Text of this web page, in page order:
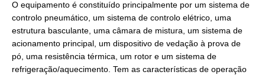
O equipamento é constituído principalmente por um sistema de
controlo pneumático, um sistema de controlo elétrico, uma
estrutura basculante, uma câmara de mistura, um sistema de
acionamento principal, um dispositivo de vedação à prova de
pó, uma resistência térmica, um rotor e um sistema de
refrigeração/aquecimento. Tem as características de operação